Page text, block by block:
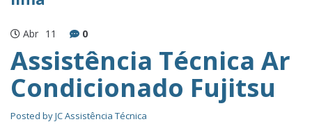
Abr 11 0
Assistência Técnica Ar
Condicionado Fujitsu
Posted byJC Assistência Técnica